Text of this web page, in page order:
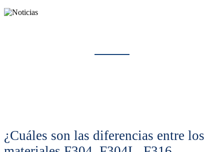
¿Cuáles son las diferencias entre los